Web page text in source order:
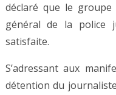
déclaré que le
général de la police
satisfaite.
S’adressant aux
détention du